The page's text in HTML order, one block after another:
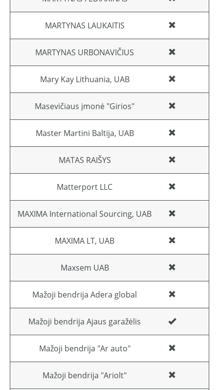
MARTYNAS LAUKAITIS
MARTYNAS URBONAVIČIUS
Mary Kay Lithuania, UAB
Masevičiaus įmonė "Girios"
Master Martini Baltija, UAB
MATAS RAIŠYS
Matterport LLC
MAXIMA International Sourcing, UAB
MAXIMA LT, UAB
Maxsem UAB
Mažoji bendrija Adera global
Mažoji bendrija Ajaus garažėlis
Mažoji bendrija "Ar auto"
Mažoji bendrija "Ariolt"